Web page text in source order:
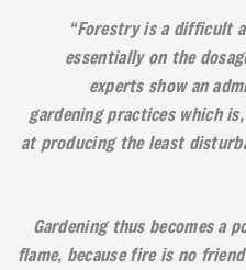
“Forestry is a difficult
essentially on the
experts show an
gardening practices which
at producing the least
Gardening thus becomes a
flame, because fire is no